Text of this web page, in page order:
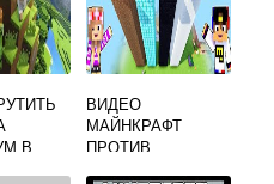
В
ВИДЕО
МАЙНКРАФТ
ПРОТИВ